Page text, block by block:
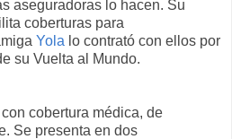
aseguradoras lo hacen. Su
coberturas para
Yola lo contrató con ellos por
su Vuelta al Mundo.
cobertura médica, de
Se presenta en dos